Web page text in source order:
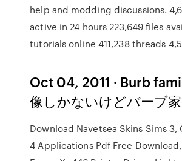
help and modding discussions.
active in 24 hours 223,649 files
tutorials online 411,238 threads
Oct 04, 2011 · Burb
像しかないけどバーブ家
Download Navetsea Skins Sims 3,
4 Applications Pdf Free